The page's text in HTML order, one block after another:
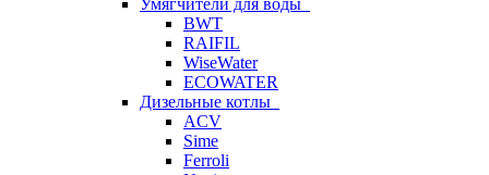
Умягчители для воды
BWT
RAIFIL
WiseWater
ECOWATER
Дизельные котлы
ACV
Sime
Ferroli